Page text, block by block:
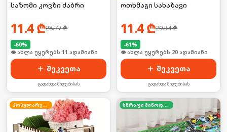
საზომი კოვზი ძაბრი
11.4₾28.77₾
-60%
🛒 ბოლო 24სთ-ში იყიდა 14-მა
შეკვეთა
გადახდა მიღებისას
ოთხმაგი სახაზავი
11.4₾29.34₾
-61%
🛒 ბოლო 24სთ-ში იყიდა 25-მა
შეკვეთა
გადახდა მიღებისას
პოპულარული სწრაფი მიწოდება